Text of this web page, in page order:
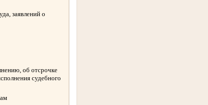
заявлений о
об отсрочке
судебного